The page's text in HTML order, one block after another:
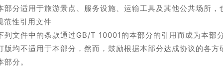
分适用于旅游景点、服务设施、运输工具及其他公共场所，
范性引用文件
文件中的条款通过GB/T 10001的本部分的引用而成为本部
版均不适用于本部分，然而，鼓励根据本部分达成协议的各
部分。